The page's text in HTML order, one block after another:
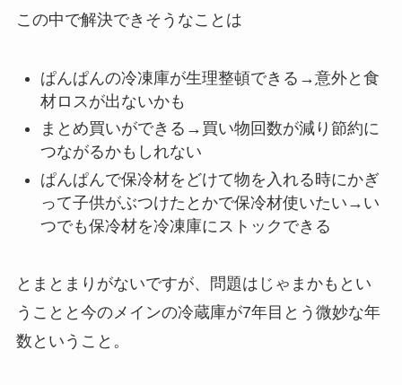
この中で解決できそうなことは
ぱんぱんの冷凍庫が生理整頓できる→意外と食
材ロスが出ないかも
まとめ買いができる→買い物回数が減り節約に
つながるかもしれない
ぱんぱんで保冷材をどけて物を入れる時にかぎ
って子供がぶつけたとかで保冷材使いたい→い
つでも保冷材を冷凍庫にストックできる
とまとまりがないですが、問題は じゃまかも とい
うことと今のメインの冷蔵庫が7年目 とう微妙な年
数ということ。